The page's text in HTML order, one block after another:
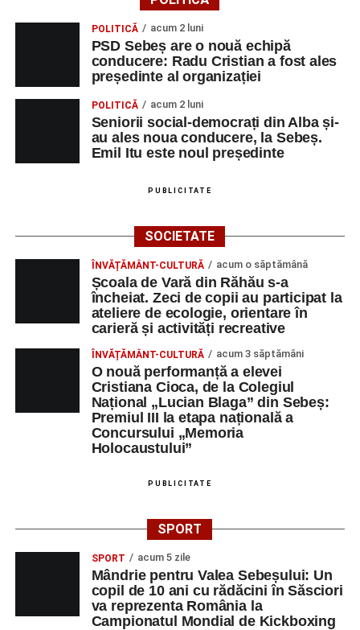
apelului la economii al Guvernului Bolojan
Duminică, 23 august 2026, Râpa Roșie găzduiește
cea de-a III-a ediție a concursului „CicloAventurier
de Sebeș”
Primul concert din cadrul String Symphonic Camp
2026 a adus emoție și aplauze la Sebeș
POLITICĂ acum 2 luni
PSD Sebeș are o nouă echipă
conducere: Radu Cristian a fost ales
președinte al organizației
POLITICĂ acum 2 luni
Seniorii social-democrați din Alba și-
au ales noua conducere, la Sebeș.
Emil Itu este noul președinte
PUBLICITATE
SOCIETATE
ÎNVĂȚĂMÂNT-CULTURĂ acum o săptămână
Școala de Vară din Răhău s-a
încheiat. Zeci de copii au participat la
ateliere de ecologie, orientare în
carieră și activități recreative
ÎNVĂȚĂMÂNT-CULTURĂ acum 3 săptămâni
O nouă performanță a elevei
Cristiana Cioca, de la Colegiul
Național „Lucian Blaga” din Sebeș:
Premiul III la etapa națională a
Concursului „Memoria
Holocaustului”
PUBLICITATE
SPORT
SPORT acum 5 zile
Mândrie pentru Valea Sebeșului: Un
copil de 10 ani cu rădăcini în Săsciori
va reprezenta România la
Campionatul Mondial de Kickboxing